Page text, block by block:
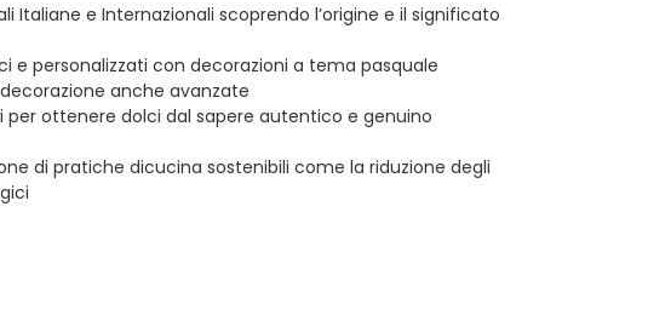
Italiane e Internazionali scoprendo l’origine e il significato
e personalizzati con decorazioni a tema pasquale
anche avanzate
per ottenere dolci dal sapere autentico e genuino
di pratiche dicucina sostenibili come la riduzione degli